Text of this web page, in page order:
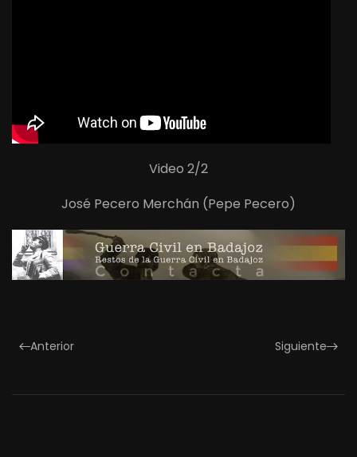
Video 2/2
José Pecero Merchán (Pepe Pecero)
Anterior Siguiente